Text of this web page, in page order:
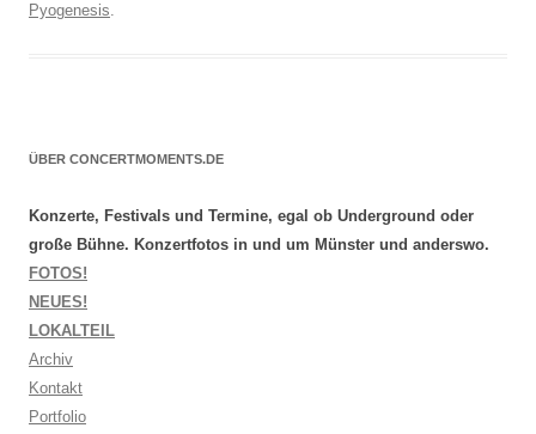
Pyogenesis.
ÜBER CONCERTMOMENTS.DE
Konzerte, Festivals und Termine, egal ob Underground oder
große Bühne. Konzertfotos in und um Münster und anderswo.
FOTOS!
NEUES!
LOKALTEIL
Archiv
Kontakt
Portfolio